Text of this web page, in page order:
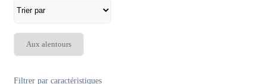
Aux alentours
Filtrer par caractéristiques